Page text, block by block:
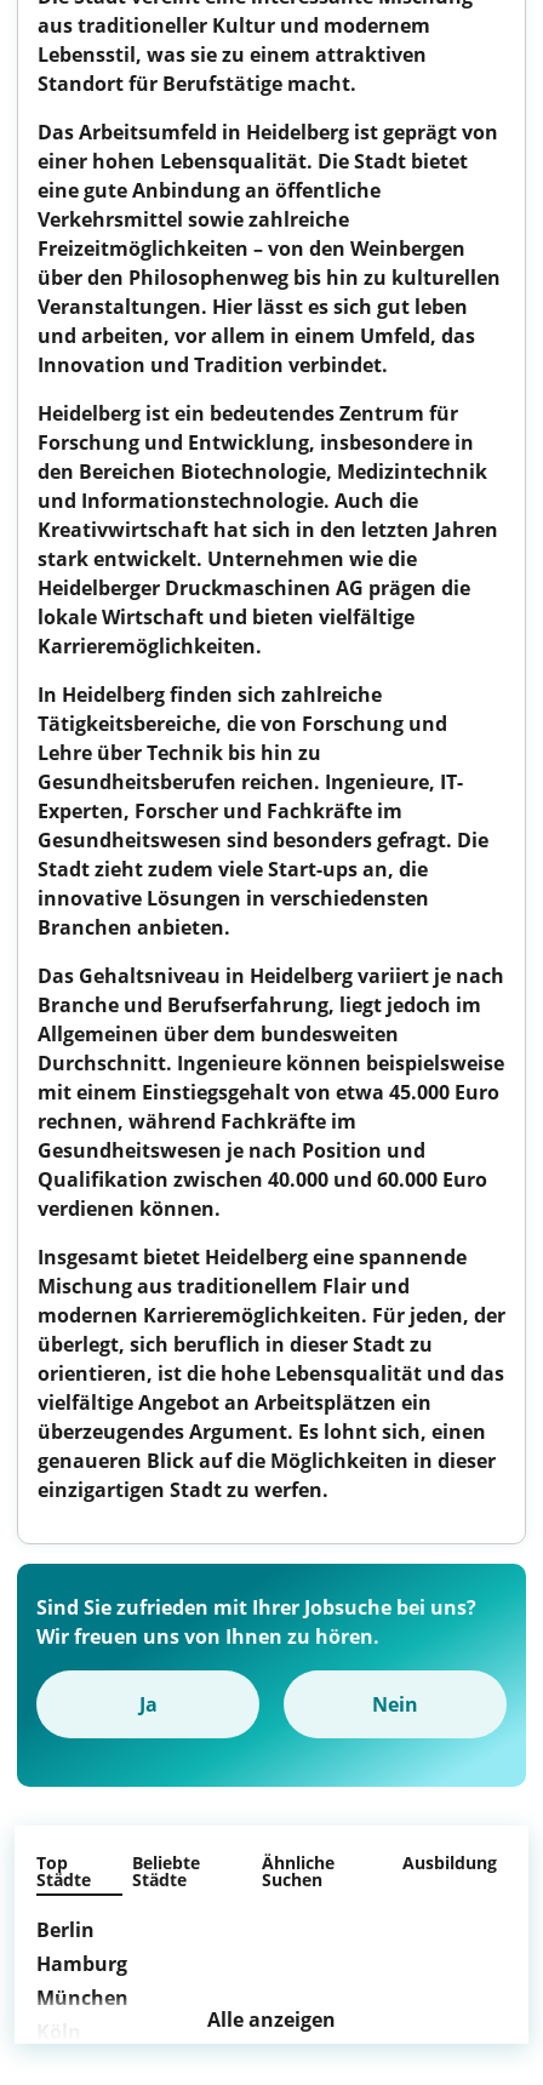
aus traditioneller Kultur und modernem
Lebensstil, was sie zu einem attraktiven
Standort für Berufstätige macht.
Das Arbeitsumfeld in Heidelberg ist geprägt von
einer hohen Lebensqualität. Die Stadt bietet
eine gute Anbindung an öffentliche
Verkehrsmittel sowie zahlreiche
Freizeitmöglichkeiten – von den Weinbergen
über den Philosophenweg bis hin zu kulturellen
Veranstaltungen. Hier lässt es sich gut leben
und arbeiten, vor allem in einem Umfeld, das
Innovation und Tradition verbindet.
Heidelberg ist ein bedeutendes Zentrum für
Forschung und Entwicklung, insbesondere in
den Bereichen Biotechnologie, Medizintechnik
und Informationstechnologie. Auch die
Kreativwirtschaft hat sich in den letzten Jahren
stark entwickelt. Unternehmen wie die
Heidelberger Druckmaschinen AG prägen die
lokale Wirtschaft und bieten vielfältige
Karrieremöglichkeiten.
In Heidelberg finden sich zahlreiche
Tätigkeitsbereiche, die von Forschung und
Lehre über Technik bis hin zu
Gesundheitsberufen reichen. Ingenieure, IT-
Experten, Forscher und Fachkräfte im
Gesundheitswesen sind besonders gefragt. Die
Stadt zieht zudem viele Start-ups an, die
innovative Lösungen in verschiedensten
Branchen anbieten.
Das Gehaltsniveau in Heidelberg variiert je nach
Branche und Berufserfahrung, liegt jedoch im
Allgemeinen über dem bundesweiten
Durchschnitt. Ingenieure können beispielsweise
mit einem Einstiegsgehalt von etwa 45.000 Euro
rechnen, während Fachkräfte im
Gesundheitswesen je nach Position und
Qualifikation zwischen 40.000 und 60.000 Euro
verdienen können.
Insgesamt bietet Heidelberg eine spannende
Mischung aus traditionellem Flair und
modernen Karrieremöglichkeiten. Für jeden, der
überlegt, sich beruflich in dieser Stadt zu
orientieren, ist die hohe Lebensqualität und das
vielfältige Angebot an Arbeitsplätzen ein
überzeugendes Argument. Es lohnt sich, einen
genaueren Blick auf die Möglichkeiten in dieser
einzigartigen Stadt zu werfen.
Sind Sie zufrieden mit Ihrer Jobsuche bei uns?
Wir freuen uns von Ihnen zu hören.
Ja Nein
Top
Städte
Beliebte
Städte
Ähnliche
Suchen
Ausbildung
Berlin
Hamburg
München
Alle anzeigen